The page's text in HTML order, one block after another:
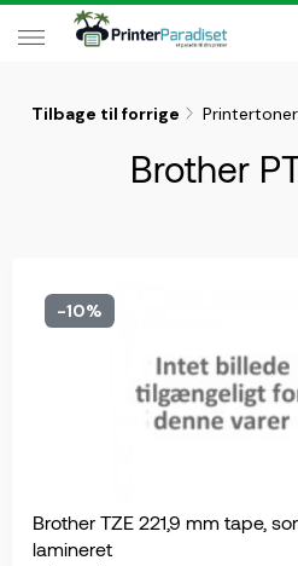
Tilbage til forrige Printertoner
Brother
-10%
Brother TZE 221,9 mm tape,
lamineret